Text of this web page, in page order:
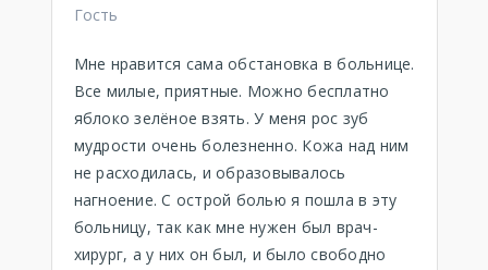
Гость
Мне нравится сама обстановка в больнице.
Все милые, приятные. Можно бесплатно
яблоко зелёное взять. У меня рос зуб
мудрости очень болезненно. Кожа над ним
не расходилась, и образовывалось
нагноение. С острой болью я пошла в эту
больницу, так как мне нужен был врач-
хирург, а у них он был, и было свободно